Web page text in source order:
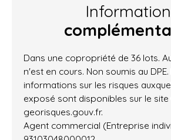
Dans une copropriété de 36 lots.
n'est en cours. Non soumis au DPE.
informations sur les risques
exposé sont disponibles sur le site
georisques.gouv.fr.
Agent commercial (Entreprise